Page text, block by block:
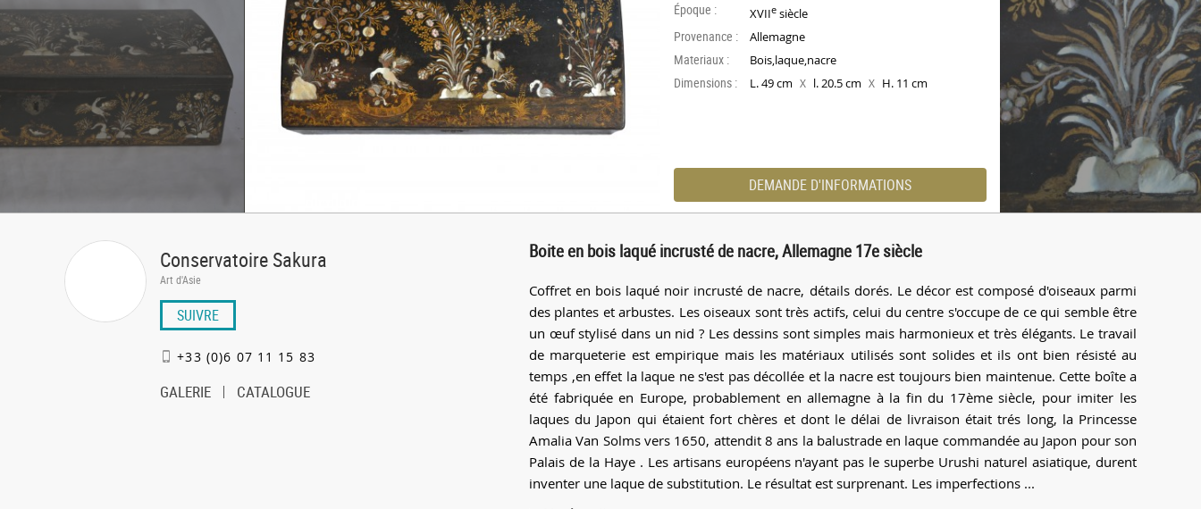
Époque : XVIIe siècle
Provenance : Allemagne
Materiaux : Bois,laque,nacre
Dimensions : L. 49 cm X l. 20.5 cm X H. 11 cm
DEMANDE D'INFORMATIONS
Conservatoire Sakura
Art d'Asie
SUIVRE
+33 (0)6 07 11 15 83
GALERIE CATALOGUE
Boite en bois laqué incrusté de nacre, Allemagne 17e siècle
Coffret en bois laqué noir incrusté de nacre, détails dorés. Le décor est composé d'oiseaux parmi
des plantes et arbustes. Les oiseaux sont très actifs, celui du centre s'occupe de ce qui semble être
un œuf stylisé dans un nid ? Les dessins sont simples mais harmonieux et très élégants. Le travail
de marqueterie est empirique mais les matériaux utilisés sont solides et ils ont bien résisté au
temps ,en effet la laque ne s'est pas décollée et la nacre est toujours bien maintenue. Cette boîte a
été fabriquée en Europe, probablement en allemagne à la fin du 17ème siècle, pour imiter les
laques du Japon qui étaient fort chères et dont le délai de livraison était trés long, la Princesse
Amalia Van Solms vers 1650, attendit 8 ans la balustrade en laque commandée au Japon pour son
Palais de la Haye . Les artisans européens n'ayant pas le superbe Urushi naturel asiatique, durent
inventer une laque de substitution. Le résultat est surprenant. Les imperfections ...